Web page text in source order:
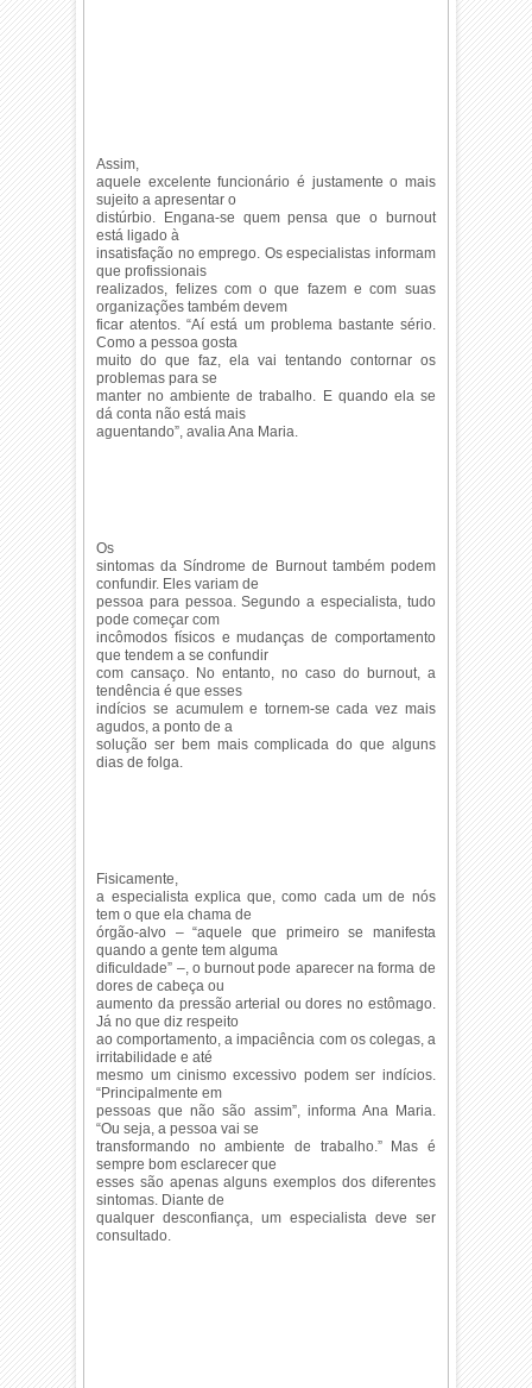
Assim,
aquele excelente funcionário é justamente o mais
sujeito a apresentar o
distúrbio. Engana-se quem pensa que o burnout
está ligado à
insatisfação no emprego. Os especialistas informam
que profissionais
realizados, felizes com o que fazem e com suas
organizações também devem
ficar atentos. “Aí está um problema bastante sério.
Como a pessoa gosta
muito do que faz, ela vai tentando contornar os
problemas para se
manter no ambiente de trabalho. E quando ela se
dá conta não está mais
aguentando”, avalia Ana Maria.
Os
sintomas da Síndrome de Burnout também podem
confundir. Eles variam de
pessoa para pessoa. Segundo a especialista, tudo
pode começar com
incômodos físicos e mudanças de comportamento
que tendem a se confundir
com cansaço. No entanto, no caso do burnout, a
tendência é que esses
indícios se acumulem e tornem-se cada vez mais
agudos, a ponto de a
solução ser bem mais complicada do que alguns
dias de folga.
Fisicamente,
a especialista explica que, como cada um de nós
tem o que ela chama de
órgão-alvo – “aquele que primeiro se manifesta
quando a gente tem alguma
dificuldade” –, o burnout pode aparecer na forma de
dores de cabeça ou
aumento da pressão arterial ou dores no estômago.
Já no que diz respeito
ao comportamento, a impaciência com os colegas, a
irritabilidade e até
mesmo um cinismo excessivo podem ser indícios.
“Principalmente em
pessoas que não são assim”, informa Ana Maria.
“Ou seja, a pessoa vai se
transformando no ambiente de trabalho.” Mas é
sempre bom esclarecer que
esses são apenas alguns exemplos dos diferentes
sintomas. Diante de
qualquer desconfiança, um especialista deve ser
consultado.